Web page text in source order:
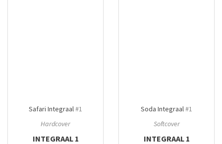
Safari Integraal#1
Hardcover
INTEGRAAL 1
Soda Integraal#1
Softcover
INTEGRAAL 1